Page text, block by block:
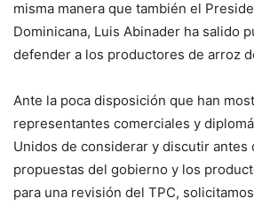
misma manera que también el
Dominicana, Luis Abinader ha salido
defender a los productores de arroz
Ante la poca disposición que han
representantes comerciales y
Unidos de considerar y discutir antes
propuestas del gobierno y los
para una revisión del TPC,